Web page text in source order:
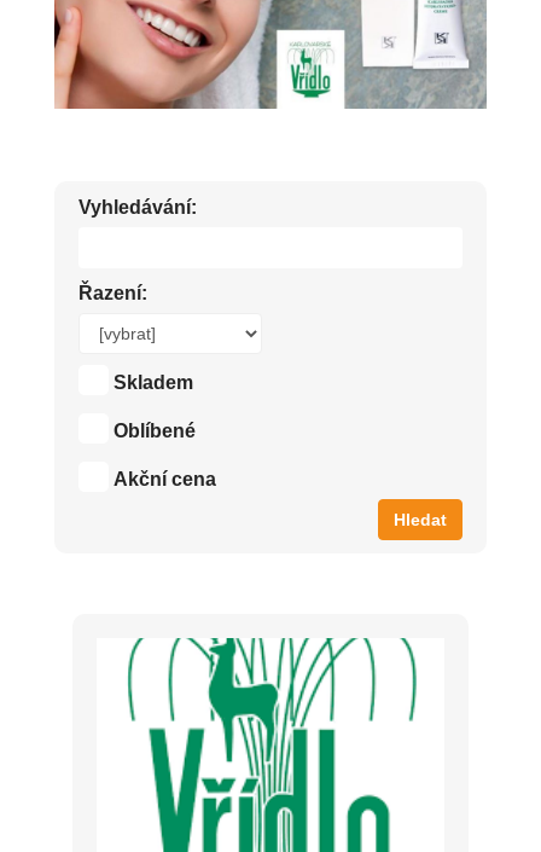
Vyhledávání:
Řazení:
Skladem
Oblíbené
Akční cena
Hledat